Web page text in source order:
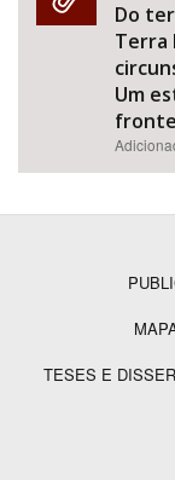
Do
Terra
Um
Rodapé
TESES E